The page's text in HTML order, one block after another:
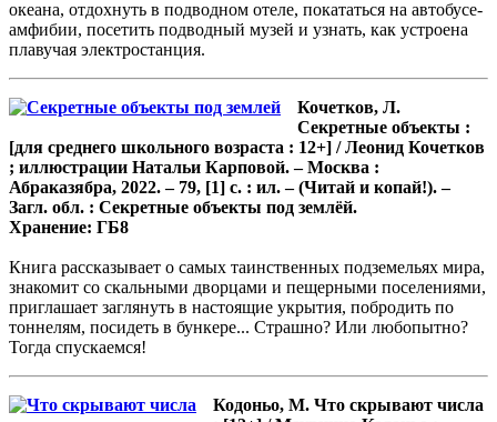
океана, отдохнуть в подводном отеле, покататься на автобусе-
амфибии, посетить подводный музей и узнать, как устроена
плавучая электростанция.
Кочетков, Л.
Секретные объекты :
[для среднего школьного возраста : 12+] / Леонид Кочетков
; иллюстрации Натальи Карповой. – Москва :
Абраказябра, 2022. – 79, [1] с. : ил. – (Читай и копай!). –
Загл. обл. : Секретные объекты под землёй.
Хранение: ГБ8
Книга рассказывает о самых таинственных подземельях мира,
знакомит со скальными дворцами и пещерными поселениями,
приглашает заглянуть в настоящие укрытия, побродить по
тоннелям, посидеть в бункере... Страшно? Или любопытно?
Тогда спускаемся!
Кодоньо, М. Что скрывают числа